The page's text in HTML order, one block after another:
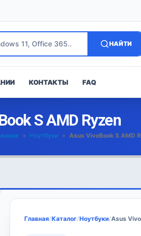
НАЙТИ
КОНТАКТЫ FAQ
S AMD Ryzen
» Ноутбуки » Asus VivoBook S AMD
Главная/Каталог/Ноутбуки/Asus